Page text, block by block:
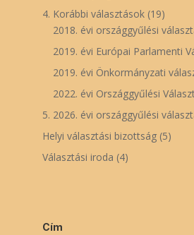
4. Korábbi választások(19)
2018. évi országgyűlési
2019. évi Európai Parlamenti
2019. évi Önkormányzati
2022. évi Országgyűlési
5. 2026. évi országgyűlési
Helyi választási bizottság(5)
Választási iroda (4)
Cím